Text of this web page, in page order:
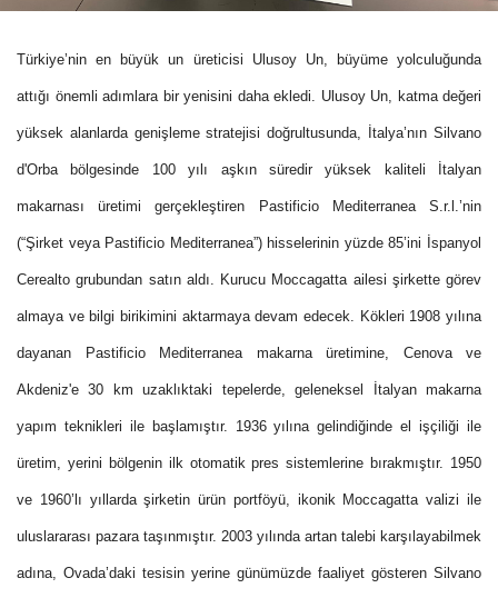
Türkiye’nin en büyük un üreticisi Ulusoy Un, büyüme yolculuğunda
attığı önemli adımlara bir yenisini daha ekledi. Ulusoy Un, katma değeri
yüksek alanlarda genişleme stratejisi doğrultusunda, İtalya’nın Silvano
d'Orba bölgesinde 100 yılı aşkın süredir yüksek kaliteli İtalyan
makarnası üretimi gerçekleştiren Pastificio Mediterranea S.r.l.’nin
(“Şirket veya Pastificio Mediterranea”) hisselerinin yüzde 85’ini İspanyol
Cerealto grubundan satın aldı. Kurucu Moccagatta ailesi şirkette görev
almaya ve bilgi birikimini aktarmaya devam edecek. Kökleri 1908 yılına
dayanan Pastificio Mediterranea makarna üretimine, Cenova ve
Akdeniz'e 30 km uzaklıktaki tepelerde, geleneksel İtalyan makarna
yapım teknikleri ile başlamıştır. 1936 yılına gelindiğinde el işçiliği ile
üretim, yerini bölgenin ilk otomatik pres sistemlerine bırakmıştır. 1950
ve 1960’lı yıllarda şirketin ürün portföyü, ikonik Moccagatta valizi ile
uluslararası pazara taşınmıştır. 2003 yılında artan talebi karşılayabilmek
adına, Ovada’daki tesisin yerine günümüzde faaliyet gösteren Silvano